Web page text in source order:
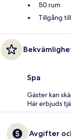
50 rum
Tillgång
Spa
Gäster kan
Här erbjuds
Avgifter